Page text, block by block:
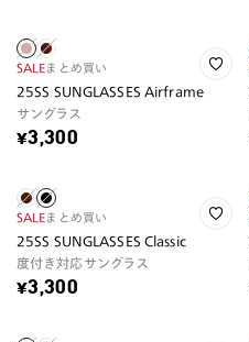
SALEまとめ買い
25SS SUNGLASSES Airframe
サングラス
¥3,300
SALEまとめ買い
25SS SUNGLASSES Classic
度付き対応サングラス
¥3,300